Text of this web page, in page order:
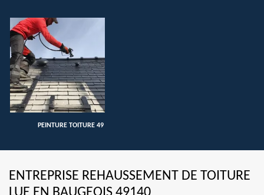
PEINTURE TOITURE 49
ENTREPRISE REHAUSSEMENT DE TOITURE